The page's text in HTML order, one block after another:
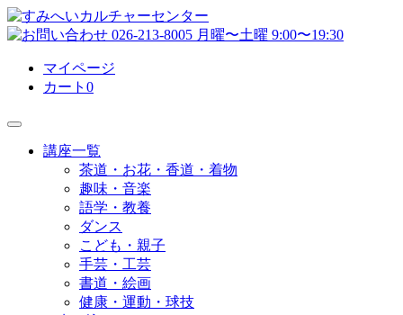
マイページ
カート 0
講座一覧
茶道・お花・香道・着物
趣味・音楽
語学・教養
ダンス
こども・親子
手芸・工芸
書道・絵画
健康・運動・球技